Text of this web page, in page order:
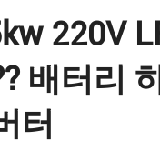
220V
배터리
터